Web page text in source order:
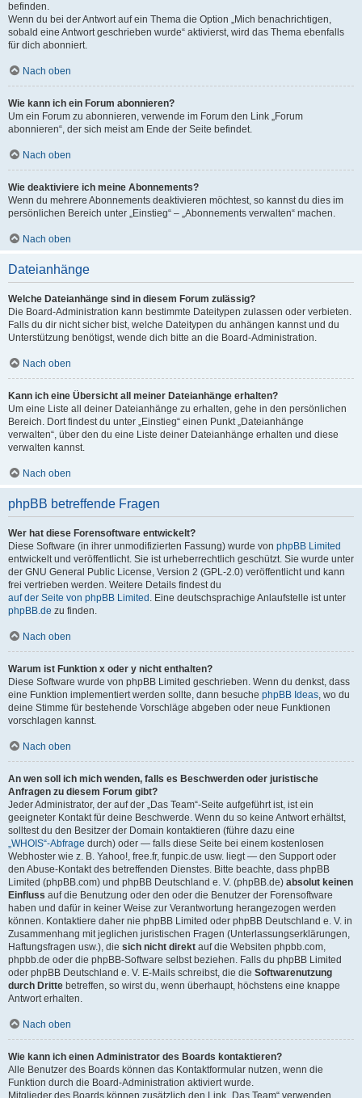
befinden.
Wenn du bei der Antwort auf ein Thema die Option „Mich benachrichtigen,
sobald eine Antwort geschrieben wurde“ aktivierst, wird das Thema ebenfalls
für dich abonniert.
Nach oben
Wie kann ich ein Forum abonnieren?
Um ein Forum zu abonnieren, verwende im Forum den Link „Forum
abonnieren“, der sich meist am Ende der Seite befindet.
Nach oben
Wie deaktiviere ich meine Abonnements?
Wenn du mehrere Abonnements deaktivieren möchtest, so kannst du dies im
persönlichen Bereich unter „Einstieg“ – „Abonnements verwalten“ machen.
Nach oben
Dateianhänge
Welche Dateianhänge sind in diesem Forum zulässig?
Die Board-Administration kann bestimmte Dateitypen zulassen oder verbieten.
Falls du dir nicht sicher bist, welche Dateitypen du anhängen kannst und du
Unterstützung benötigst, wende dich bitte an die Board-Administration.
Nach oben
Kann ich eine Übersicht all meiner Dateianhänge erhalten?
Um eine Liste all deiner Dateianhänge zu erhalten, gehe in den persönlichen
Bereich. Dort findest du unter „Einstieg“ einen Punkt „Dateianhänge
verwalten“, über den du eine Liste deiner Dateianhänge erhalten und diese
verwalten kannst.
Nach oben
phpBB betreffende Fragen
Wer hat diese Forensoftware entwickelt?
Diese Software (in ihrer unmodifizierten Fassung) wurde von phpBB Limited
entwickelt und veröffentlicht. Sie ist urheberrechtlich geschützt. Sie wurde unter
der GNU General Public License, Version 2 (GPL-2.0) veröffentlicht und kann
frei vertrieben werden. Weitere Details findest du
auf der Seite von phpBB Limited . Eine deutschsprachige Anlaufstelle ist unter
phpBB.de zu finden.
Nach oben
Warum ist Funktion x oder y nicht enthalten?
Diese Software wurde von phpBB Limited geschrieben. Wenn du denkst, dass
eine Funktion implementiert werden sollte, dann besuche phpBB Ideas, wo du
deine Stimme für bestehende Vorschläge abgeben oder neue Funktionen
vorschlagen kannst.
Nach oben
An wen soll ich mich wenden, falls es Beschwerden oder juristische
Anfragen zu diesem Forum gibt?
Jeder Administrator, der auf der „Das Team“-Seite aufgeführt ist, ist ein
geeigneter Kontakt für deine Beschwerde. Wenn du so keine Antwort erhältst,
solltest du den Besitzer der Domain kontaktieren (führe dazu eine
„WHOIS“-Abfrage durch) oder — falls diese Seite bei einem kostenlosen
Webhoster wie z. B. Yahoo!, free.fr, funpic.de usw. liegt — den Support oder
den Abuse-Kontakt des betreffenden Dienstes. Bitte beachte, dass phpBB
Limited (phpBB.com) und phpBB Deutschland e. V. (phpBB.de) absolut keinen
Einfluss auf die Benutzung oder den oder die Benutzer der Forensoftware
haben und dafür in keiner Weise zur Verantwortung herangezogen werden
können. Kontaktiere daher nie phpBB Limited oder phpBB Deutschland e. V. in
Zusammenhang mit jeglichen juristischen Fragen (Unterlassungserklärungen,
Haftungsfragen usw.), die sich nicht direkt auf die Websiten phpbb.com,
phpbb.de oder die phpBB-Software selbst beziehen. Falls du phpBB Limited
oder phpBB Deutschland e. V. E-Mails schreibst, die die Softwarenutzung
durch Dritte betreffen, so wirst du, wenn überhaupt, höchstens eine knappe
Antwort erhalten.
Nach oben
Wie kann ich einen Administrator des Boards kontaktieren?
Alle Benutzer des Boards können das Kontaktformular nutzen, wenn die
Funktion durch die Board-Administration aktiviert wurde.
Mitglieder des Boards können zusätzlich den Link „Das Team“ verwenden.